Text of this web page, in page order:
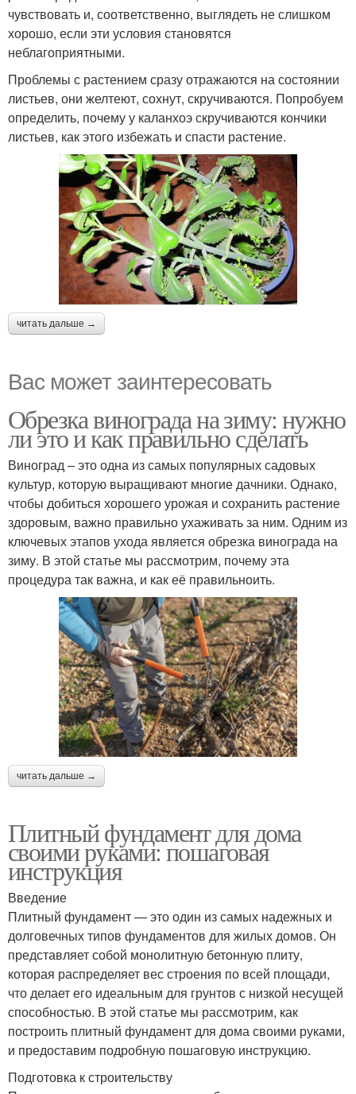
чувствовать и, соответственно, выглядеть не слишком
хорошо, если эти условия становятся
неблагоприятными.
Проблемы с растением сразу отражаются на состоянии
листьев, они желтеют, сохнут, скручиваются. Попробуем
определить, почему у каланхоэ скручиваются кончики
листьев, как этого избежать и спасти растение.
читать дальше →
Вас может заинтересовать
Обрезка винограда на зиму: нужно
ли это и как правильно сделать
Виноград – это одна из самых популярных садовых
культур, которую выращивают многие дачники. Однако,
чтобы добиться хорошего урожая и сохранить растение
здоровым, важно правильно ухаживать за ним. Одним из
ключевых этапов ухода является обрезка винограда на
зиму. В этой статье мы рассмотрим, почему эта
процедура так важна, и как её правильноить.
читать дальше →
Плитный фундамент для дома
своими руками: пошаговая
инструкция
Введение
Плитный фундамент — это один из самых надежных и
долговечных типов фундаментов для жилых домов. Он
представляет собой монолитную бетонную плиту,
которая распределяет вес строения по всей площади,
что делает его идеальным для грунтов с низкой несущей
способностью. В этой статье мы рассмотрим, как
построить плитный фундамент для дома своими руками,
и предоставим подробную пошаговую инструкцию.
Подготовка к строительству